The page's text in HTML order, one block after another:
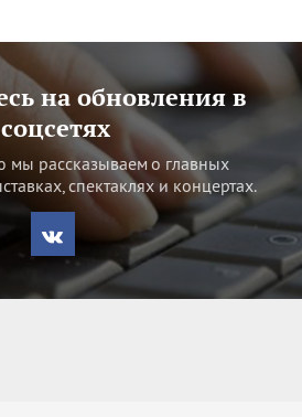
на обновления в
соцсетях
рассказываем о главных
спектаклях и концертах.